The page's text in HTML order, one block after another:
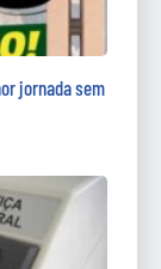
jornada sem